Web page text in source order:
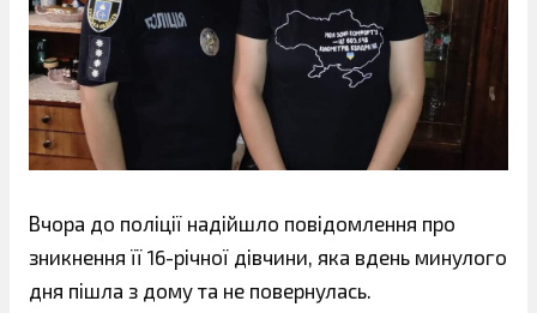
Вчора до поліції надійшло повідомлення про
зникнення її 16-річної дівчини, яка вдень минулого
дня пішла з дому та не повернулась.